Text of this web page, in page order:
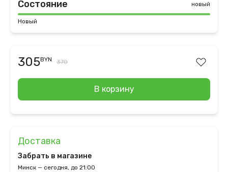
Состояние новый
Новый
305BYN 370
В корзину
Доставка
Забрать в магазине
Минск — сегодня, до 21:00